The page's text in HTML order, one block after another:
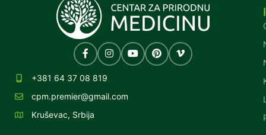
+381 64 37 08 819
cpm.premier@gmail.com
Kruševac, Srbija